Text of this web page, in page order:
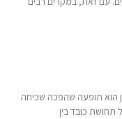
הוא תופעה שהפכה שכיחה
תחושת כובד בין